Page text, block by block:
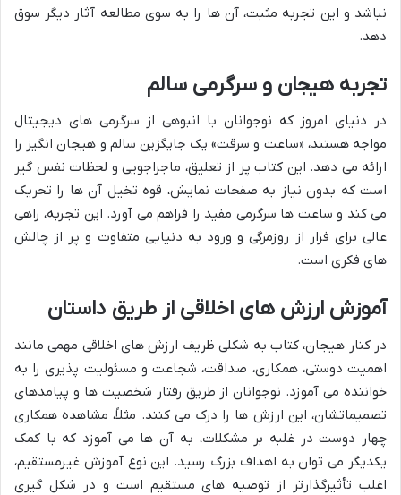
نباشد و این تجربه مثبت، آن ها را به سوی مطالعه آثار دیگر سوق
دهد.
تجربه هیجان و سرگرمی سالم
در دنیای امروز که نوجوانان با انبوهی از سرگرمی های دیجیتال
مواجه هستند، «ساعت و سرقت» یک جایگزین سالم و هیجان انگیز را
ارائه می دهد. این کتاب پر از تعلیق، ماجراجویی و لحظات نفس گیر
است که بدون نیاز به صفحات نمایش، قوه تخیل آن ها را تحریک
می کند و ساعت ها سرگرمی مفید را فراهم می آورد. این تجربه، راهی
عالی برای فرار از روزمرگی و ورود به دنیایی متفاوت و پر از چالش
های فکری است.
آموزش ارزش های اخلاقی از طریق داستان
در کنار هیجان، کتاب به شکلی ظریف ارزش های اخلاقی مهمی مانند
اهمیت دوستی، همکاری، صداقت، شجاعت و مسئولیت پذیری را به
خواننده می آموزد. نوجوانان از طریق رفتار شخصیت ها و پیامدهای
تصمیماتشان، این ارزش ها را درک می کنند. مثلاً، مشاهده همکاری
چهار دوست در غلبه بر مشکلات، به آن ها می آموزد که با کمک
یکدیگر می توان به اهداف بزرگ رسید. این نوع آموزش غیرمستقیم،
اغلب تأثیرگذارتر از توصیه های مستقیم است و در شکل گیری